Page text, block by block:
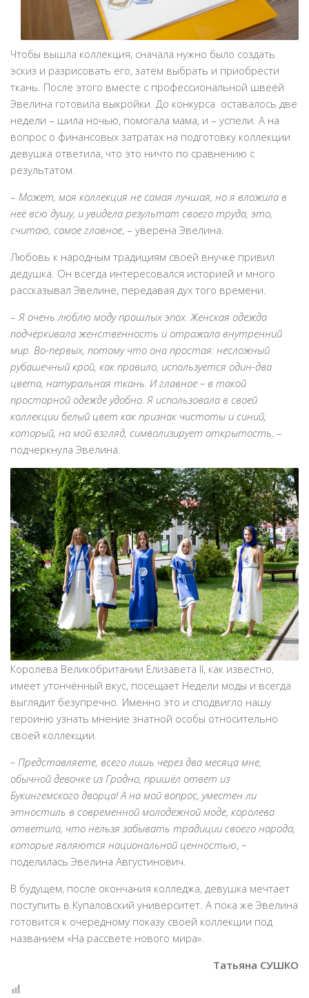
Чтобы вышла коллекция, сначала нужно было создать
эскиз и разрисовать его, затем выбрать и приобрести
ткань. После этого вместе с профессиональной швеёй
Эвелина готовила выкройки. До конкурса оставалось две
недели – шила ночью, помогала мама, и – успели. А на
вопрос о финансовых затратах на подготовку коллекции
девушка ответила, что это ничто по сравнению с
результатом.
– Может, моя коллекция не самая лучшая, но я вложила в
неё всю душу, и увидела результат своего труда, это,
считаю, самое главное, – уверена Эвелина.
Любовь к народным традициям своей внучке привил
дедушка. Он всегда интересовался историей и много
рассказывал Эвелине, передавая дух того времени.
– Я очень люблю моду прошлых эпох. Женская одежда
подчёркивала женственность и отражала внутренний
мир. Во-первых, потому что она простая: несложный
рубашечный крой, как правило, используется один-два
цвета, натуральная ткань. И главное – в такой
просторной одежде удобно. Я использовала в своей
коллекции белый цвет как признак чистоты и синий,
который, на мой взгляд, символизирует открытость, –
подчеркнула Эвелина.
Королева Великобритании Елизавета II, как известно,
имеет утончённый вкус, посещает Недели моды и всегда
выглядит безупречно. Именно это и сподвигло нашу
героиню узнать мнение знатной особы относительно
своей коллекции.
– Представляете, всего лишь через два месяца мне,
обычной девочке из Гродно, пришёл ответ из
Букингемского дворца! А на мой вопрос, уместен ли
этностиль в современной молодёжной моде, королева
ответила, что нельзя забывать традиции своего народа,
которые являются национальной ценностью, –
поделилась Эвелина Августинович.
В будущем, после окончания колледжа, девушка мечтает
поступить в Купаловский университет. А пока же Эвелина
готовится к очередному показу своей коллекции под
названием «На рассвете нового мира».
Татьяна СУШКО